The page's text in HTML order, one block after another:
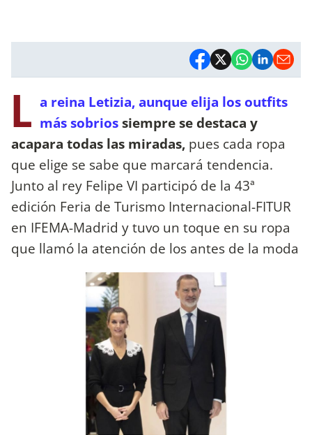
L a reina Letizia, aunque elija los outfits
más sobriossiempre se destaca y
acapara todas las miradas, pues cada ropa
que elige se sabe que marcará tendencia.
Junto al rey Felipe VI participó de la 43ª
edición Feria de Turismo Internacional-FITUR
en IFEMA-Madrid y tuvo un toque en su ropa
que llamó la atención de los antes de la moda